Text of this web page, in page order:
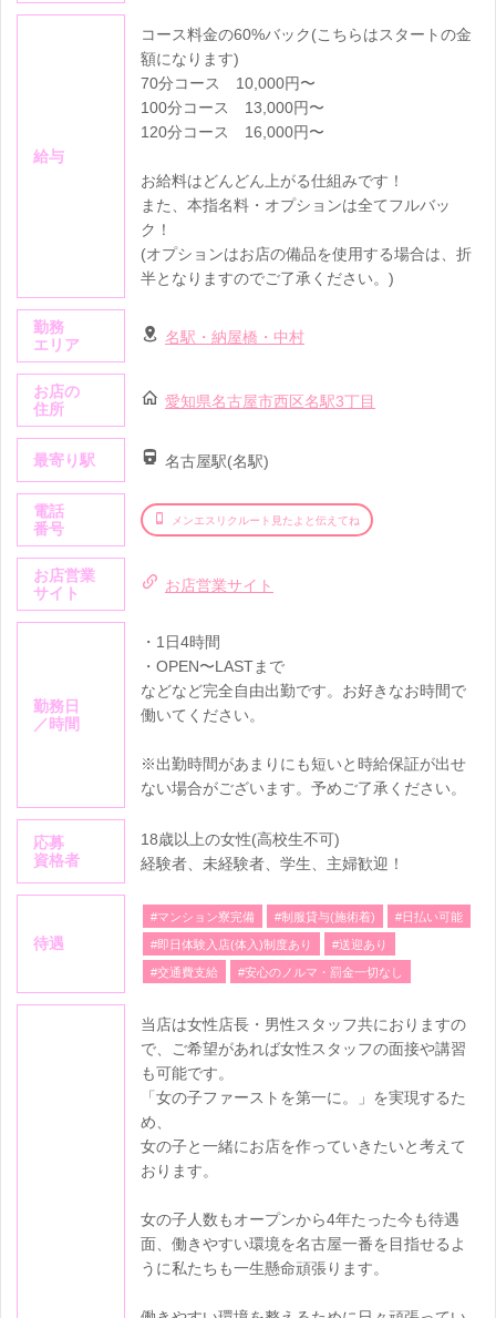
給与
コース料金の60%バック(こちらはスタートの金
額になります)
70分コース 10,000円〜
100分コース 13,000円〜
120分コース 16,000円〜
お給料はどんどん上がる仕組みです！
また、本指名料・オプションは全てフルバッ
ク！
(オプションはお店の備品を使用する場合は、折
半となりますのでご了承ください。)
勤務
エリア
名駅・納屋橋・中村
お店の
住所
愛知県名古屋市西区名駅3丁目
最寄り駅 名古屋駅(名駅)
電話
番号
メンエスリクルート見たよと伝えてね
お店営業
サイト
お店営業サイト
勤務日
／時間
・1日4時間
・OPEN〜LASTまで
などなど完全自由出勤です。お好きなお時間で
働いてください。
※出勤時間があまりにも短いと時給保証が出せ
ない場合がございます。予めご了承ください。
応募
資格者
18歳以上の女性(高校生不可)
経験者、未経験者、学生、主婦歓迎！
待遇
#マンション寮完備 #制服貸与(施術着) #日払い可能
#即日体験入店(体入)制度あり #送迎あり
#交通費支給 #安心のノルマ・罰金一切なし
当店は女性店長・男性スタッフ共におりますの
で、ご希望があれば女性スタッフの面接や講習
も可能です。
「女の子ファーストを第一に。」を実現するた
め、
女の子と一緒にお店を作っていきたいと考えて
おります。
女の子人数もオープンから4年たった今も待遇
面、働きやすい環境を名古屋一番を目指せるよ
うに私たちも一生懸命頑張ります。